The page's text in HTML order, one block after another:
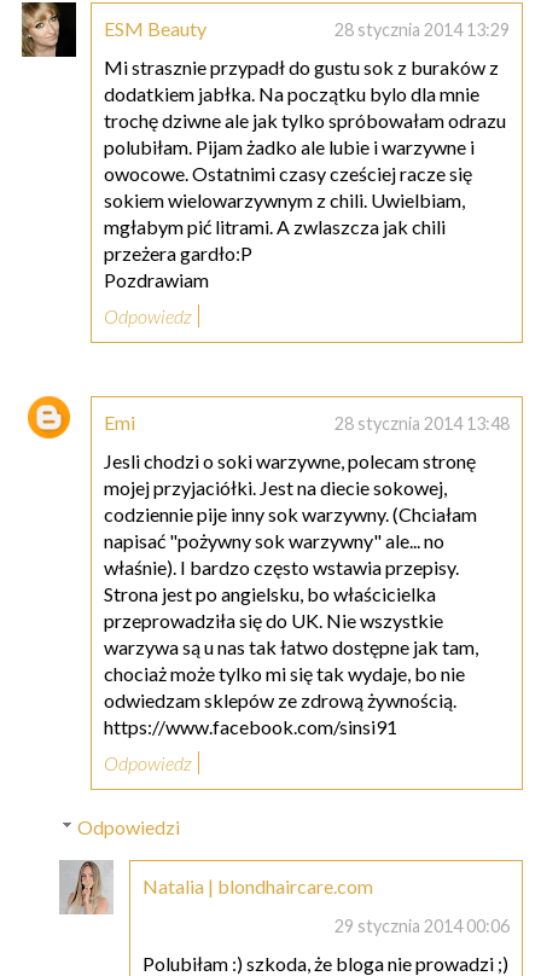
ESM Beauty 28 stycznia 2014 13:29
Mi strasznie przypadł do gustu sok z buraków z
dodatkiem jabłka. Na początku bylo dla mnie
trochę dziwne ale jak tylko spróbowałam odrazu
polubiłam. Pijam żadko ale lubie i warzywne i
owocowe. Ostatnimi czasy cześciej racze się
sokiem wielowarzywnym z chili. Uwielbiam,
mgłabym pić litrami. A zwlaszcza jak chili
przeżera gardło:P
Pozdrawiam
Odpowiedz
Emi 28 stycznia 2014 13:48
Jesli chodzi o soki warzywne, polecam stronę
mojej przyjaciółki. Jest na diecie sokowej,
codziennie pije inny sok warzywny. (Chciałam
napisać "pożywny sok warzywny" ale... no
właśnie). I bardzo często wstawia przepisy.
Strona jest po angielsku, bo właścicielka
przeprowadziła się do UK. Nie wszystkie
warzywa są u nas tak łatwo dostępne jak tam,
chociaż może tylko mi się tak wydaje, bo nie
odwiedzam sklepów ze zdrową żywnością.
https://www.facebook.com/sinsi91
Odpowiedz
Odpowiedzi
Natalia | blondhaircare.com
29 stycznia 2014 00:06
Polubiłam :) szkoda, że bloga nie prowadzi ;)